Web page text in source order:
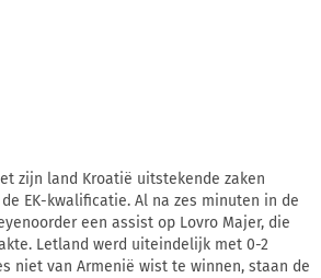
zijn land Kroatië uitstekende zaken
EK-kwalificatie. Al na zes minuten in de
een assist op Lovro Majer, die
Letland werd uiteindelijk met 0-2
niet van Armenië wist te winnen, staan de